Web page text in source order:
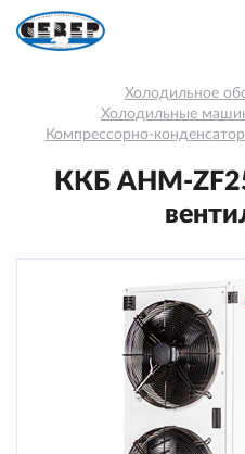
Холодильное
Холодильные
Компрессорно-
ККБ AНM-